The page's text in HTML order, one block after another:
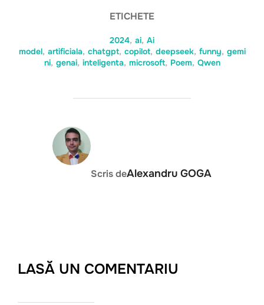
ETICHETE
2024, ai, Ai
model, artificiala, chatgpt, copilot, deepseek, funny, gemi
ni, genai, inteligenta, microsoft, Poem, Qwen
Scris deAlexandru GOGA
LASĂ UN COMENTARIU